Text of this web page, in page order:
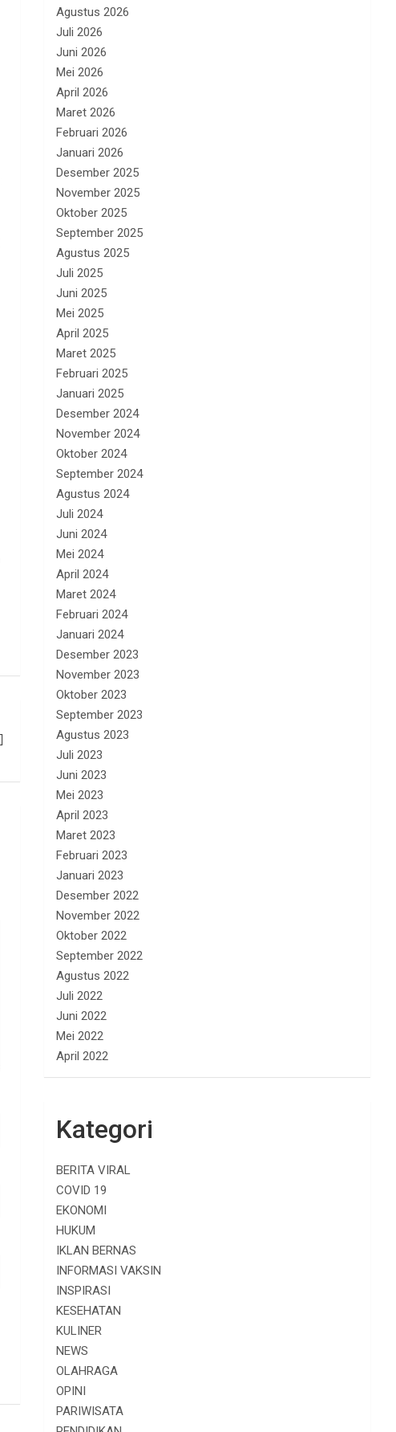
Agustus 2026
Juli 2026
Juni 2026
Mei 2026
April 2026
Maret 2026
Februari 2026
Januari 2026
Desember 2025
November 2025
Oktober 2025
September 2025
Agustus 2025
Juli 2025
Juni 2025
Mei 2025
April 2025
Maret 2025
Februari 2025
Januari 2025
Desember 2024
November 2024
Oktober 2024
September 2024
Agustus 2024
Juli 2024
Juni 2024
Mei 2024
April 2024
Maret 2024
Februari 2024
Januari 2024
Desember 2023
November 2023
Oktober 2023
September 2023
Agustus 2023
Juli 2023
Juni 2023
Mei 2023
April 2023
Maret 2023
Februari 2023
Januari 2023
Desember 2022
November 2022
Oktober 2022
September 2022
Agustus 2022
Juli 2022
Juni 2022
Mei 2022
April 2022
Kategori
BERITA VIRAL
COVID 19
EKONOMI
HUKUM
IKLAN BERNAS
INFORMASI VAKSIN
INSPIRASI
KESEHATAN
KULINER
NEWS
OLAHRAGA
OPINI
PARIWISATA